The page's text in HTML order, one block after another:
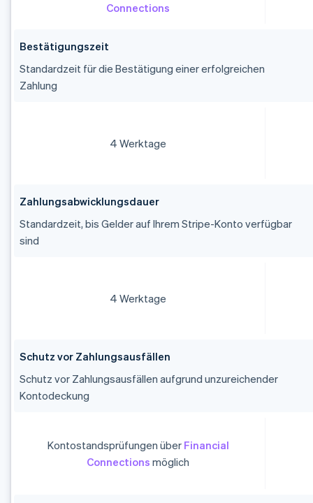
Connections
Bestätigungszeit
Standardzeit für die Bestätigung einer erfolgreichen
Zahlung
4 Werktage
Zahlungsabwicklungsdauer
Standardzeit, bis Gelder auf Ihrem Stripe-Konto verfügbar
sind
4 Werktage
Schutz vor Zahlungsausfällen
Schutz vor Zahlungsausfällen aufgrund unzureichender
Kontodeckung
Kontostandsprüfungen über Financial
Connections möglich